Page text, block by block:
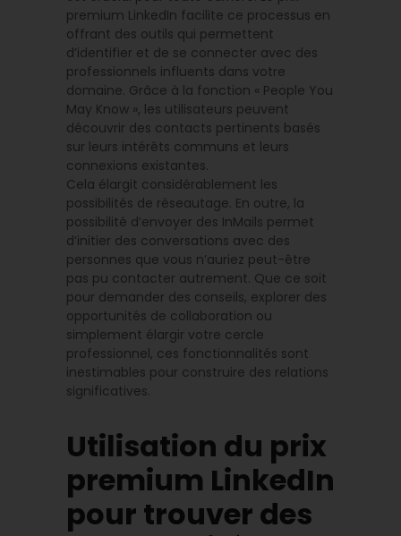
premium LinkedIn facilite ce processus en
offrant des outils qui permettent
d’identifier et de se connecter avec des
professionnels influents dans votre
domaine. Grâce à la fonction « People You
May Know », les utilisateurs peuvent
découvrir des contacts pertinents basés
sur leurs intérêts communs et leurs
connexions existantes.
Cela élargit considérablement les
possibilités de réseautage. En outre, la
possibilité d’envoyer des InMails permet
d’initier des conversations avec des
personnes que vous n’auriez peut-être
pas pu contacter autrement. Que ce soit
pour demander des conseils, explorer des
opportunités de collaboration ou
simplement élargir votre cercle
professionnel, ces fonctionnalités sont
inestimables pour construire des relations
significatives.
Utilisation du prix
premium LinkedIn
pour trouver des